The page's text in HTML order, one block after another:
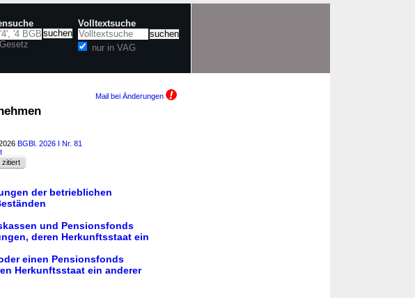
Gesetz
Volltextsuche
nur in VAG
Mail bei Änderungen
BGBl. 2026 I Nr. 81
zitiert
der betrieblichen
und Pensionsfonds
deren Herkunftsstaat ein
einen Pensionsfonds
Herkunftsstaat ein anderer